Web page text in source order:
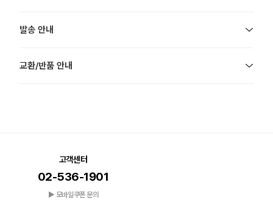
발송 안내
교환/반품 안내
고객센터
02-536-1901
▶ 모바일쿠폰 문의